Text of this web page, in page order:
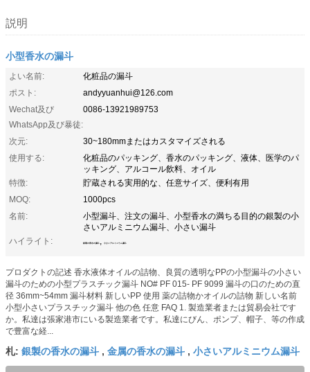
説明
小型香水の漏斗
よい名前:
化粧品の漏斗
ポスト:
andyyuanhui@126.com
Wechat及び
WhatsApp及び暴徒:
0086-13921989753
次元:
30~180mmまたはカスタマイズされる
使用する:
化粧品のパッキング、香水のパッキング、液体、医学のパ
ッキング、アルコール飲料、オイル
特徴:
貯蔵される実用的な、任意サイズ、便利有用
MOQ:
1000pcs
名前:
小型漏斗、注文の漏斗、小型香水の満ちる目的の銀製の小
さいアルミニウム漏斗、小さい漏斗
ハイライト:
銀製の香水の漏斗 , 小さいアルミニウム漏斗
プロダクトの記述 香水液体オイルの詰物、良質の透明なPPの小型漏斗の小さい
漏斗のための小型プラスチック漏斗 NO# PF 015- PF 9099 漏斗の口のための直
径 36mm~54mm 漏斗材料 新しいPP 使用 薬の詰物かオイルの詰物 新しい名前
小型小さいプラスチック漏斗 他の色 任意 FAQ 1. 製造業者または貿易会社です
か。私達は張家港市にいる製造業者です。私達にびん、ポンプ、帽子、等の作成
で豊富な経...
札: 銀製の香水の漏斗 , 金属の香水の漏斗 , 小さいアルミニウム漏斗